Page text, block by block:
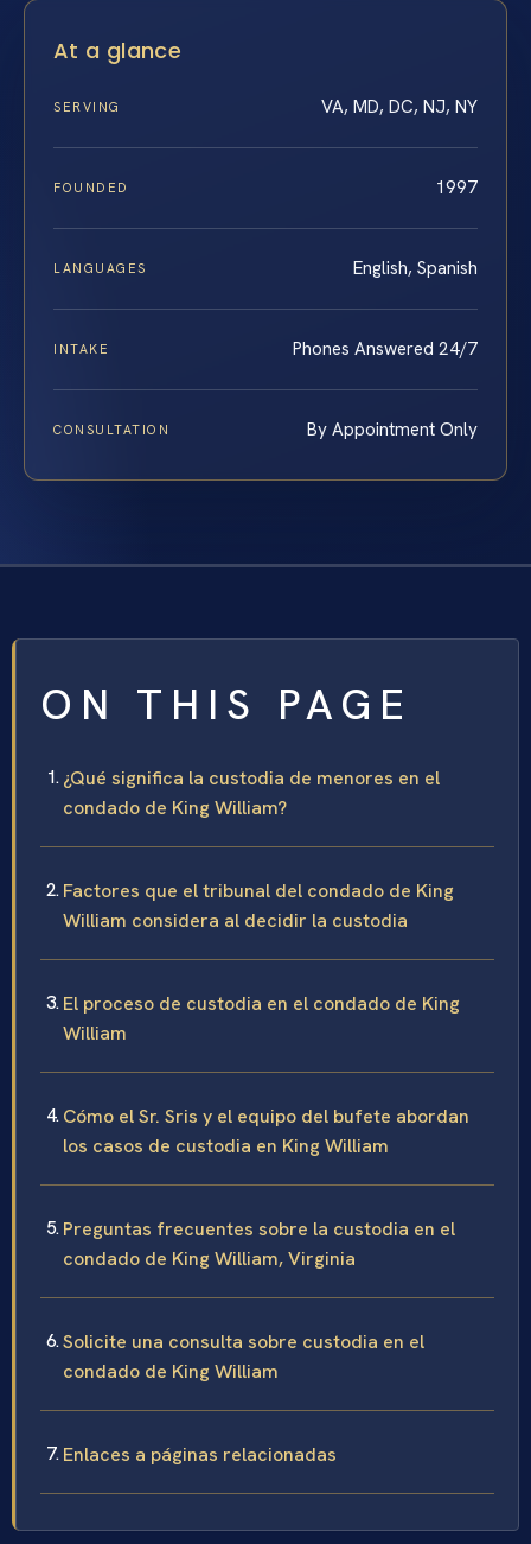
At a glance
SERVING VA, MD, DC, NJ, NY
FOUNDED 1997
LANGUAGES English, Spanish
INTAKE Phones Answered 24/7
CONSULTATION By Appointment Only
ON THIS PAGE
¿Qué significa la custodia de menores en el
condado de King William?
Factores que el tribunal del condado de King
William considera al decidir la custodia
El proceso de custodia en el condado de King
William
Cómo el Sr. Sris y el equipo del bufete abordan
los casos de custodia en King William
Preguntas frecuentes sobre la custodia en el
condado de King William, Virginia
Solicite una consulta sobre custodia en el
condado de King William
Enlaces a páginas relacionadas